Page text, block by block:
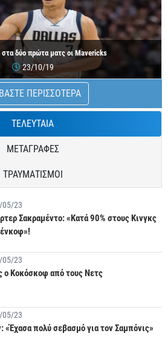
δύο πρώτα ματς οι Mavericks
23/10/19
ΠΕΡΙΣΣΟΤΕΡΑ
ΤΕΛΕΥΤΑΙΑ
ΜΕΤΑΓΡΑΦΕΣ
ΤΡΑΥΜΑΤΙΣΜΟΙ
05/23
Σακραμέντο: «Κατά 90% στους Κινγκς
05/23
ο Κοκόσκοφ από τους Νετς
05/23
«Έχασα πολύ σεβασμό για τον Σαμπόνις»